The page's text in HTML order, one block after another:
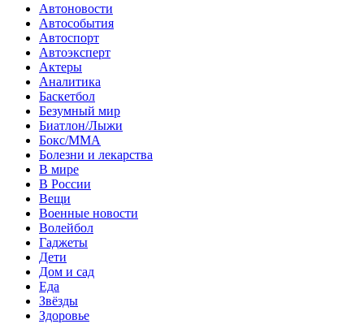
Автоновости
Автособытия
Автоспорт
Автоэксперт
Актеры
Аналитика
Баскетбол
Безумный мир
Биатлон/Лыжи
Бокс/MMA
Болезни и лекарства
В мире
В России
Вещи
Военные новости
Волейбол
Гаджеты
Дети
Дом и сад
Еда
Звёзды
Здоровье